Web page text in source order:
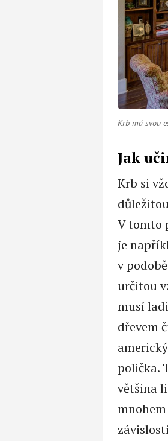
Krb má svou
Jak
Krb si
V tomto
je
v
určitou
musí
dřevem
polička.
většina